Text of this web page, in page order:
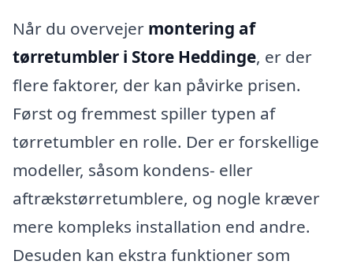
Når du overvejer montering af
tørretumbler i Store Heddinge, er der
flere faktorer, der kan påvirke prisen.
Først og fremmest spiller typen af
tørretumbler en rolle. Der er forskellige
modeller, såsom kondens- eller
aftrækstørretumblere, og nogle kræver
mere kompleks installation end andre.
Desuden kan ekstra funktioner som